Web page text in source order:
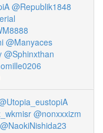
@Republik1848
@Manyaces
@Sphinxthan
@nonxxxizm
@NaokiNishida23